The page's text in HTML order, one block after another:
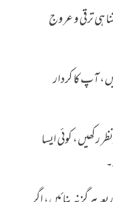
ہی ترقی و عروج
آپ کا کردار
رکھیں، کوئی ایسا